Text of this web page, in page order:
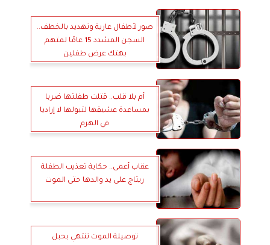
صور لأطفال عارية وتهديد بالخطف..
السجن المشدد 15 عامًا لمتهم
بهتك عرض طفلين
أم بلا قلب.. قتلت طفلتها ضربا
بمساعدة عشيقها لتبولها لا إراديا
في الهرم
عقاب أعمى.. حكاية تعذيب الطفلة
ريتاج على يد والدها حتى الموت
توصيلة الموت تنتهي بحبل